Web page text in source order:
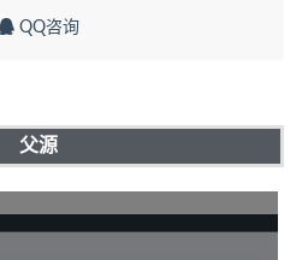
QQ咨询
父源